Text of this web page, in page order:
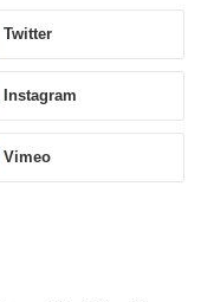
Twitter
Instagram
Vimeo